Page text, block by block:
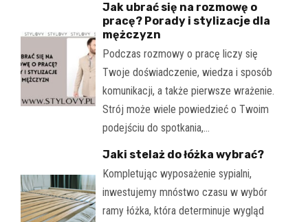
Jak ubrać się na rozmowę o
pracę? Porady i stylizacje dla
mężczyzn
Podczas rozmowy o pracę liczy się
Twoje doświadczenie, wiedza i sposób
komunikacji, a także pierwsze wrażenie.
Strój może wiele powiedzieć o Twoim
podejściu do spotkania,…
Jaki stelaż do łóżka wybrać?
Kompletując wyposażenie sypialni,
inwestujemy mnóstwo czasu w wybór
ramy łóżka, która determinuje wygląd